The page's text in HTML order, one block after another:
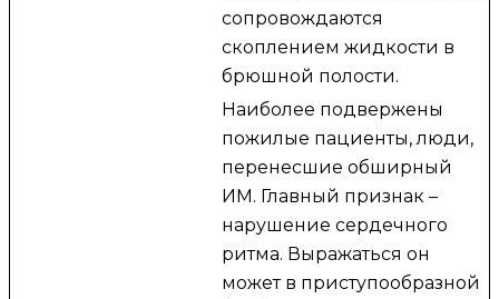
сопровождаются
скоплением жидкости в
брюшной полости.
Наиболее подвержены
пожилые пациенты, люди,
перенесшие обширный
ИМ. Главный признак –
нарушение сердечного
ритма. Выражаться он
может в приступообразной